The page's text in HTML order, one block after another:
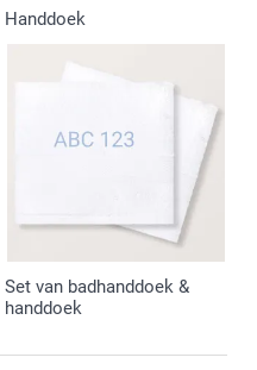
Handdoek
Set van badhanddoek &
handdoek